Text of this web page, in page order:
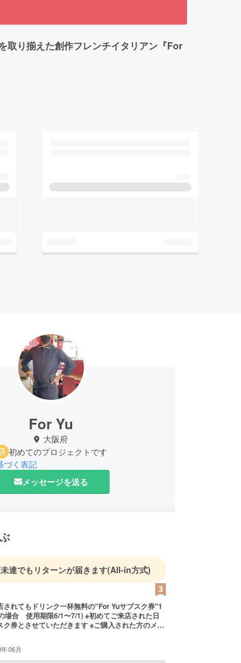
り揃えた創作フレンチイタリアン『For
For Yu
大阪府
初めてのプロジェクトです
づく表記
メッセージを送る
達でもリターンが届きます(All-in方式)
れてもドリンク一杯無料の"For Yuサブスク券"1
場合 使用期限6/1〜7/1) ※初めてご来店された日
ク券とさせていただきます ※ご購入された方のメー
お送りいたします ◯シェフこだわりの前菜盛り合
06月